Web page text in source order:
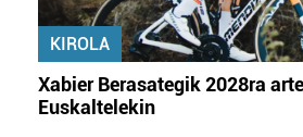
erabiltzeko baimen esplizitua
irakurri
KIROLA
Xabier Berasategik 2028ra
Euskaltelekin